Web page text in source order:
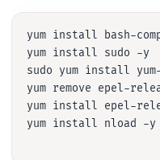
yum install bash-
yum install sudo -y
sudo yum install
yum remove epel-
yum install epel-
yum install nload -y